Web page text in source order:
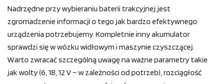
Nadrzędne przy wybieraniu baterii trakcyjnej jest
zgromadzenie informacji o tego jak bardzo efektywnego
urządzenia potrzebujemy. Kompletnie inny akumulator
sprawdzi się w wózku widłowym i maszynie czyszczącej.
Warto zwracać szczególną uwagę na ważne parametry takie
jak wolty (6, 18, 12 V – w zależności od potrzeb), rozciągłość